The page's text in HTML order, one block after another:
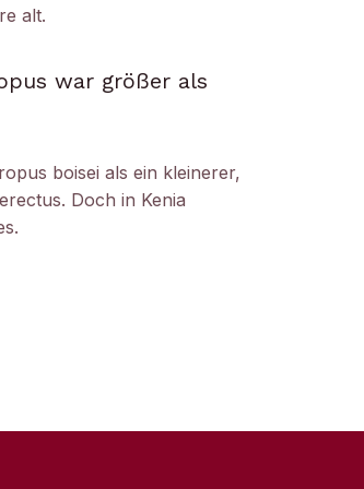
alt.
war größer als
boisei als ein kleinerer,
Doch in Kenia